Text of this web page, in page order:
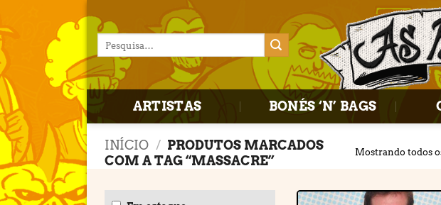
content
por:
ARTISTAS BONÉS ‘N’ BAGS
INÍCIO / PRODUTOS MARCADOS
COM A TAG “MASSACRE”
Mostrando todos